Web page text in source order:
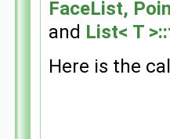
FaceList,
and List< T
Here is the